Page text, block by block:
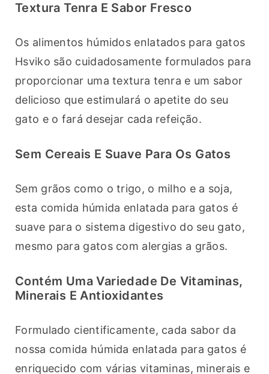
Textura Tenra E Sabor Fresco
Os alimentos húmidos enlatados para gatos
Hsviko são cuidadosamente formulados para
proporcionar uma textura tenra e um sabor
delicioso que estimulará o apetite do seu
gato e o fará desejar cada refeição.
Sem Cereais E Suave Para Os Gatos
Sem grãos como o trigo, o milho e a soja,
esta comida húmida enlatada para gatos é
suave para o sistema digestivo do seu gato,
mesmo para gatos com alergias a grãos.
Contém Uma Variedade De Vitaminas,
Minerais E Antioxidantes
Formulado cientificamente, cada sabor da
nossa comida húmida enlatada para gatos é
enriquecido com várias vitaminas, minerais e